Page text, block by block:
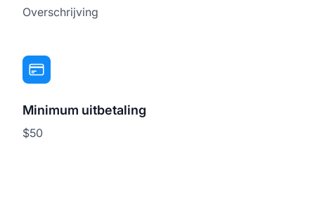
Overschrijving
Minimum uitbetaling
$50